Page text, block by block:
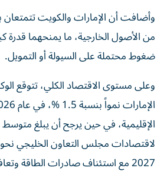
وأضافت أن الإمارات والكويت تتمتعان
من الأصول الخارجية، ما يمنحهما قدرة
ضغوط محتملة على السيولة أو التمويل.
وعلى مستوى الاقتصاد الكلي، تتوقع
الإقليمية، في حين يرجح أن يبلغ متوسط
2027 مع استئناف صادرات الطاقة وتعافي النشاط الاقتصادي.